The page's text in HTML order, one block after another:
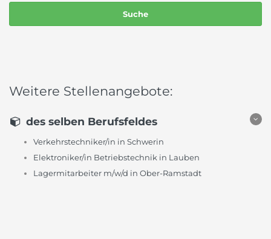
Weitere Stellenangebote:
des selben Berufsfeldes
Verkehrstechniker/in in Schwerin
Elektroniker/in Betriebstechnik in Lauben
Lagermitarbeiter m/w/d in Ober-Ramstadt